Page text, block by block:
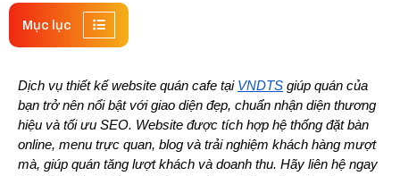
Mục lục
Dịch vụ thiết kế website quán cafe tại VNDTS giúp quán của
bạn trở nên nổi bật với giao diện đẹp, chuẩn nhận diện thương
hiệu và tối ưu SEO. Website được tích hợp hệ thống đặt bàn
online, menu trực quan, blog và trải nghiệm khách hàng mượt
mà, giúp quán tăng lượt khách và doanh thu. Hãy liên hệ ngay